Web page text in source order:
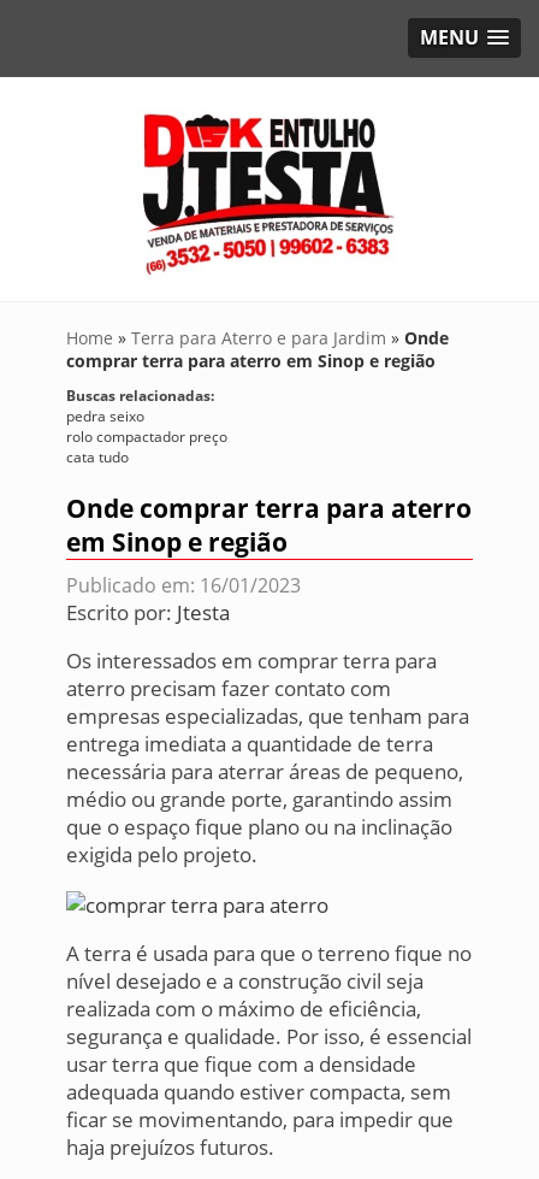
MENU
Home » Terra para Aterro e para Jardim » Onde
comprar terra para aterro em Sinop e região
Buscas relacionadas:
pedra seixo
rolo compactador preço
cata tudo
Onde comprar terra para aterro
em Sinop e região
Publicado em: 16/01/2023
Escrito por: Jtesta
Os interessados em comprar terra para
aterro precisam fazer contato com
empresas especializadas, que tenham para
entrega imediata a quantidade de terra
necessária para aterrar áreas de pequeno,
médio ou grande porte, garantindo assim
que o espaço fique plano ou na inclinação
exigida pelo projeto.
A terra é usada para que o terreno fique no
nível desejado e a construção civil seja
realizada com o máximo de eficiência,
segurança e qualidade. Por isso, é essencial
usar terra que fique com a densidade
adequada quando estiver compacta, sem
ficar se movimentando, para impedir que
haja prejuízos futuros.